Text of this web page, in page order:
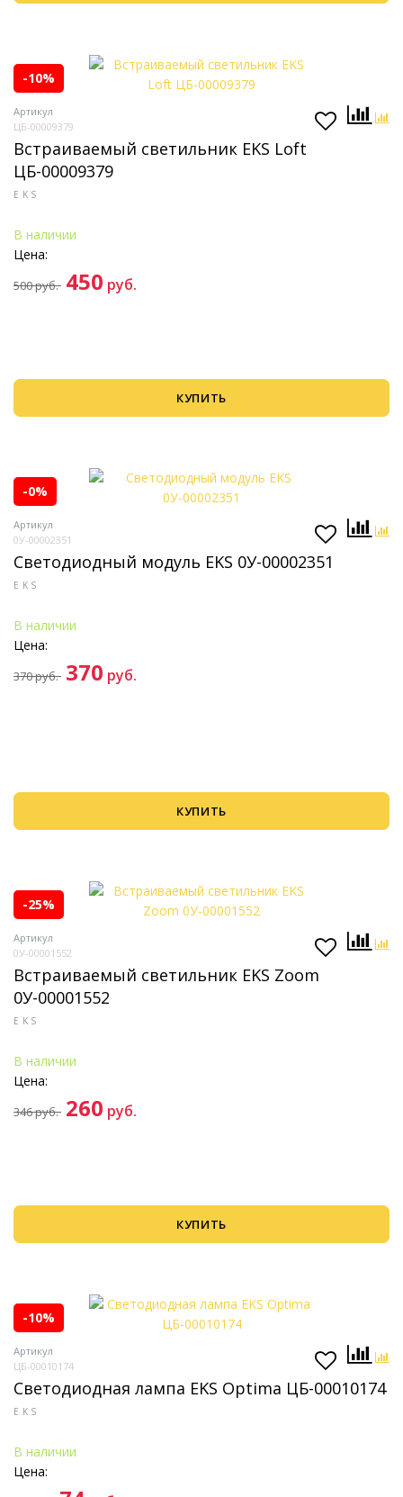
-10%
Артикул
ЦБ-00009379
Встраиваемый светильник EKS Loft
ЦБ-00009379
EKS
В наличии
Цена:
500руб. 450 руб.
КУПИТЬ
-0%
Артикул
0У-00002351
Светодиодный модуль EKS 0У-00002351
EKS
В наличии
Цена:
370руб. 370 руб.
КУПИТЬ
-25%
Артикул
0У-00001552
Встраиваемый светильник EKS Zoom
0У-00001552
EKS
В наличии
Цена:
346руб. 260 руб.
КУПИТЬ
-10%
Артикул
ЦБ-00010174
Светодиодная лампа EKS Optima ЦБ-00010174
EKS
В наличии
Цена: